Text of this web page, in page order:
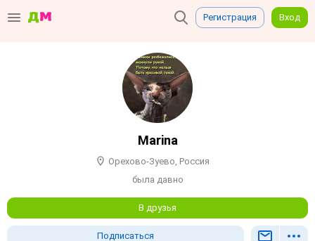
Регистрация Вход
Marina
Орехово-Зуево, Россия
была давно
В друзья
Подписаться